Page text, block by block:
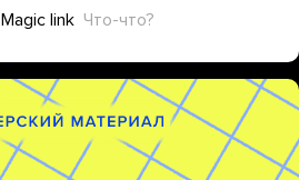
Magic link Что-что?